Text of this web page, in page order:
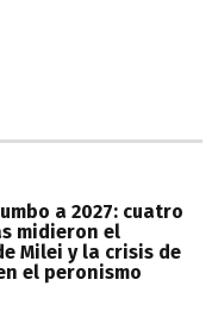
a 2027: cuatro
midieron el
Milei y la crisis de
el peronismo